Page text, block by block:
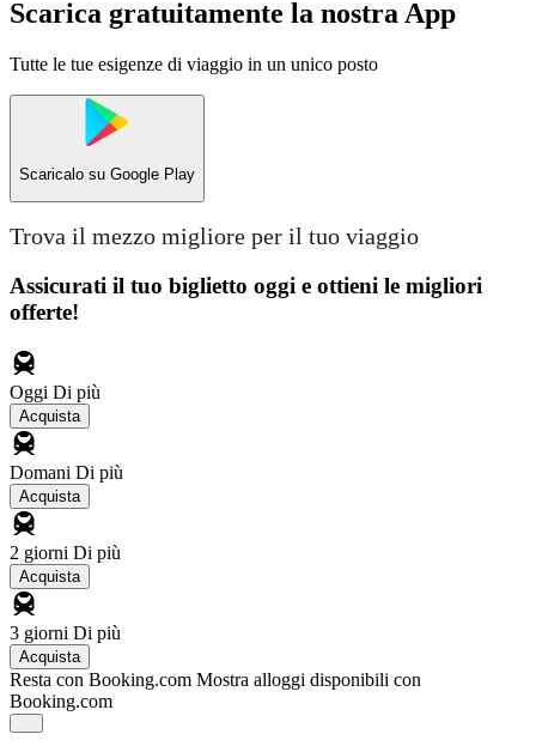
Scarica gratuitamente la nostra App
Tutte le tue esigenze di viaggio in un unico posto
Scaricalo su Google Play
Trova il mezzo migliore per il tuo viaggio
Assicurati il ​​tuo biglietto oggi e ottieni le migliori
offerte!
Oggi Di più
Acquista
Domani Di più
Acquista
2 giorni Di più
Acquista
3 giorni Di più
Acquista
Resta con Booking.com Mostra alloggi disponibili con
Booking.com